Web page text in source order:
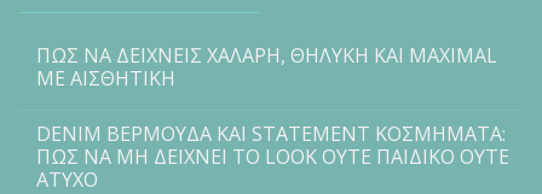
ΠΩΣ ΝΑ ΔΕΙΧΝΕΙΣ ΧΑΛΑΡΗ, ΘΗΛΥΚΗ ΚΑΙ MAXIMAL
ΜΕ ΑΙΣΘΗΤΙΚΗ
DENIM ΒΕΡΜΟΥΔΑ ΚΑΙ STATEMENT ΚΟΣΜΗΜΑΤΑ:
ΠΩΣ ΝΑ ΜΗ ΔΕΙΧΝΕΙ ΤΟ LOOK ΟΥΤΕ ΠΑΙΔΙΚΟ ΟΥΤΕ
ΑΤΥΧΟ